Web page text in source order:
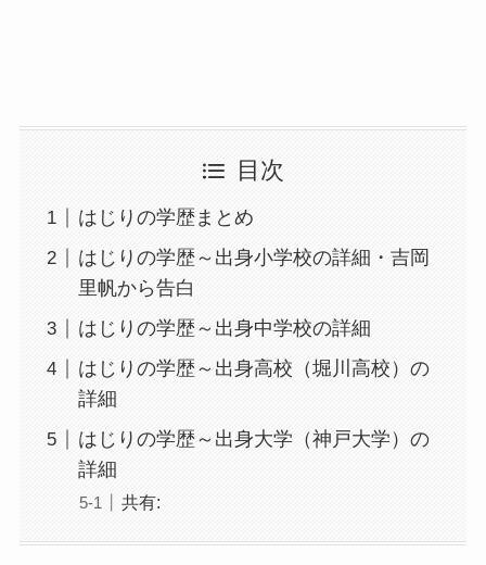
目次
はじりの学歴まとめ
はじりの学歴～出身小学校の詳細・吉岡
里帆から告白
はじりの学歴～出身中学校の詳細
はじりの学歴～出身高校（堀川高校）の
詳細
はじりの学歴～出身大学（神戸大学）の
詳細
共有: